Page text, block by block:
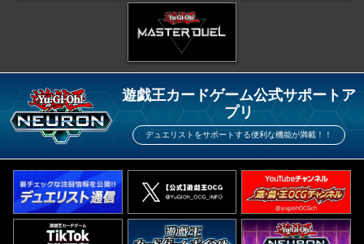
遊戯王カードゲーム公式サポートア
プリ
デュエリストをサポートする便利な機能が満載！！